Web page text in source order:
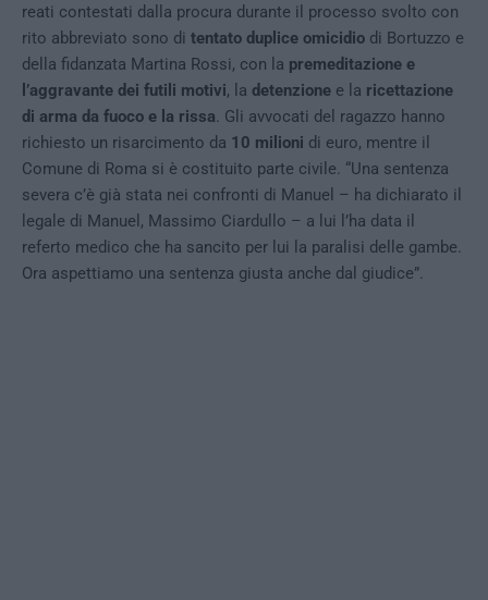
reati contestati dalla procura durante il processo svolto con
rito abbreviato sono di tentato duplice omicidio di Bortuzzo e
della fidanzata Martina Rossi, con la premeditazione e
l’aggravante dei futili motivi, la detenzione e la ricettazione
di arma da fuoco e la rissa. Gli avvocati del ragazzo hanno
richiesto un risarcimento da 10 milioni di euro, mentre il
Comune di Roma si è costituito parte civile. “Una sentenza
severa c’è già stata nei confronti di Manuel – ha dichiarato il
legale di Manuel, Massimo Ciardullo – a lui l’ha data il
referto medico che ha sancito per lui la paralisi delle gambe.
Ora aspettiamo una sentenza giusta anche dal giudice”.